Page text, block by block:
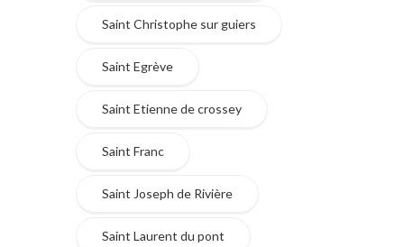
Saint Christophe sur guiers
Saint Egrève
Saint Etienne de crossey
Saint Franc
Saint Joseph de Rivière
Saint Laurent du pont